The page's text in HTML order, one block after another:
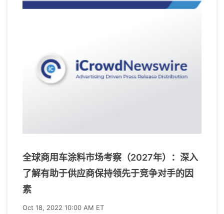
全球商用车涂料市场考察（2027年）：深入
了解有助于供应商保持领先于竞争对手的因
素
Oct 18, 2022 10:00 AM ET